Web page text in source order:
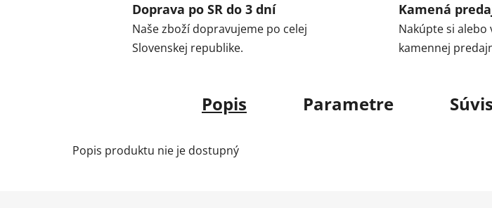
Doprava po SR do 3 dní
Naše zboží dopravujeme po celej
Slovenskej republike.
Kamená
Nakúpte si alebo
kamennej
Popis Parametre
Popis produktu nie je dostupný